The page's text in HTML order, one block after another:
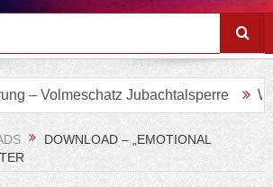
Volmeschatz Jubachtalsperre
DOWNLOAD – „EMOTIONAL